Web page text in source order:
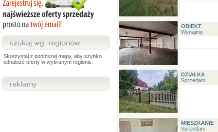
Skorzystaj z poniższej mapy, aby szybko
odnaleźć oferty w wybranym regionie.
OBIEKT
Wynajmę
DZIAŁKA
Sprzedam
MIESZKANIE
Sprzedam